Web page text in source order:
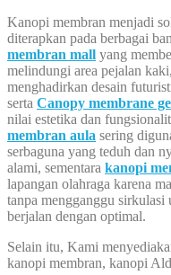
Kanopi membran menjadi
diterapkan pada berbagai
membran mall yang
melindungi area pejalan kaki,
menghadirkan desain
serta Canopy membrane
nilai estetika dan
membran aula sering
serbaguna yang teduh dan
alami, sementara kanopi
lapangan olahraga karena
tanpa mengganggu sirkulasi
berjalan dengan optimal.
Selain itu, Kami
kanopi membran, kanopi